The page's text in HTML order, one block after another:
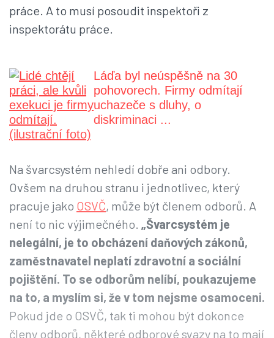
práce. A to musí posoudit inspektoři z
inspektorátu práce.
Láďa byl neúspěšně na 30
pohovorech. Firmy odmítají
uchazeče s dluhy, o
diskriminaci ...
Na švarcsystém nehledí dobře ani odbory.
Ovšem na druhou stranu i jednotlivec, který
pracuje jako OSVČ, může být členem odborů. A
není to nic výjimečného. „Švarcsystém je
nelegální, je to obcházení daňových zákonů,
zaměstnavatel neplatí zdravotní a sociální
pojištění. To se odborům nelíbí, poukazujeme
na to, a myslím si, že v tom nejsme osamoceni.
Pokud jde o OSVČ, tak ti mohou být dokonce
členy odborů, některé odborové svazy na to mají